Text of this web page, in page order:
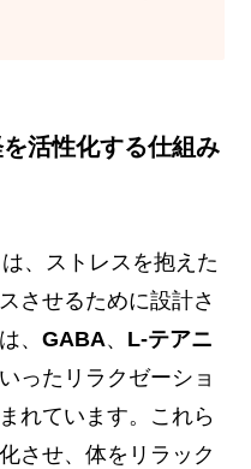
活性化する仕組み
、ストレスを抱えた
させるために設計さ
、GABA、 L-テアニ
ったリラクゼーショ
れています。これら
させ、体をリラック